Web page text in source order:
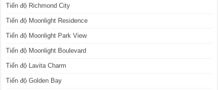
Tiến độ Richmond City
Tiến độ Moonlight Residence
Tiến độ Moonlight Park View
Tiến độ Moonlight Boulevard
Tiến độ Lavita Charm
Tiến độ Golden Bay